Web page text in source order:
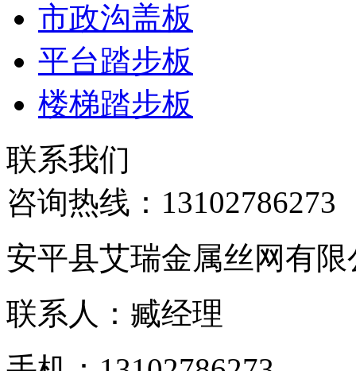
市政沟盖板
平台踏步板
楼梯踏步板
联系我们
咨询热线： 13102786273
安平县艾瑞金属丝网有限
联系人：臧经理